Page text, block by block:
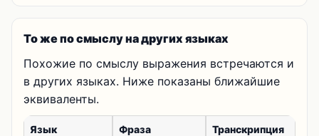
То же по смыслу на других языках
Похожие по смыслу выражения встречаются и
в других языках. Ниже показаны ближайшие
эквиваленты.
Язык Фраза Транскрипция